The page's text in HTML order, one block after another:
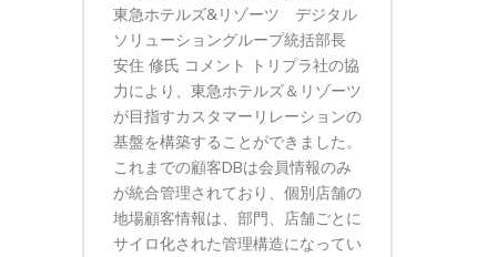
東急ホテルズ&リゾーツ デジタル
ソリューショングループ統括部長
安住 修氏 コメント トリプラ社の協
力により、東急ホテルズ＆リゾーツ
が目指すカスタマーリレーションの
基盤を構築することができました。
これまでの顧客DBは会員情報のみ
が統合管理されており、個別店舗の
地場顧客情報は、部門、店舗ごとに
サイロ化された管理構造になってい